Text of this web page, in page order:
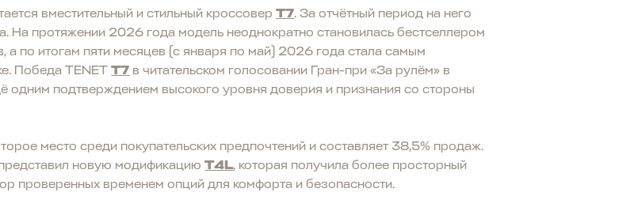
вместительный и стильный кроссоверT7. За отчётный период на него
На протяжении 2026 года модель неоднократно становилась бестселлером
а по итогам пяти месяцев (с января по май) 2026 года стала самым
Победа TENETT7 в читательском голосовании Гран-при «За рулём» в
одним подтверждением высокого уровня доверия и признания со стороны
место среди покупательских предпочтений и составляет 38,5% продаж.
новую модификациюT4L, которая получила более просторный
проверенных временем опций для комфорта и безопасности.